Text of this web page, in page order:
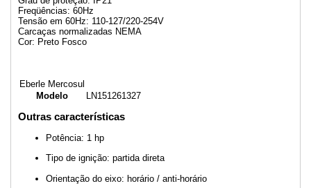
Freqüências: 60Hz
Tensão em 60Hz: 110-127/220-254V
Carcaças normalizadas NEMA
Cor: Preto Fosco
Eberle Mercosul
Modelo
LN151261327
Outras características
Potência: 1 hp
Tipo de ignição: partida direta
Orientação do eixo: horário / anti-horário